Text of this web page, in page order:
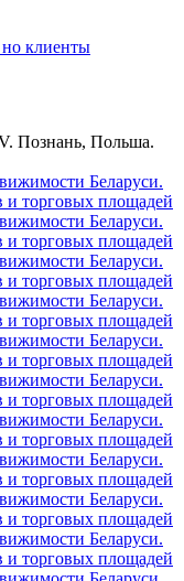
клиенты
Познань, Польша.
Беларуси.
и торговых площадей
Беларуси.
и торговых площадей
Беларуси.
и торговых площадей
Беларуси.
и торговых площадей
Беларуси.
и торговых площадей
Беларуси.
и торговых площадей
Беларуси.
и торговых площадей
Беларуси.
и торговых площадей
Беларуси.
и торговых площадей
Беларуси.
и торговых площадей